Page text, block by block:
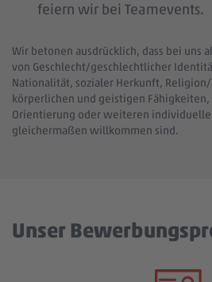
feiern wir bei Teamevents.
Wir betonen ausdrücklich, dass bei uns
von Geschlecht/geschlechtlicher
Nationalität, sozialer Herkunft,
körperlichen und geistigen
Orientierung oder weiteren
gleichermaßen willkommen sind.
Unser